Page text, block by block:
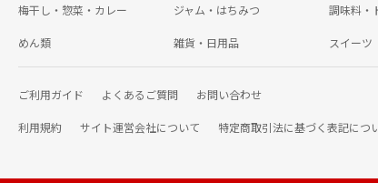
梅干し・惣菜・カレー ジャム・はちみつ 調味料・
めん類 雑貨・日用品 スイーツ
ご利用ガイド よくあるご質問 お問い合わせ
利用規約 サイト運営会社について 特定商取引法に基づく表記につ